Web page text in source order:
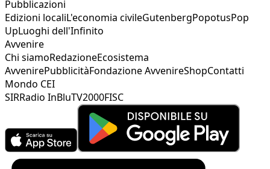
Pubblicazioni
Edizioni localiL'economia civileGutenbergPopotusPop
UpLuoghi dell'Infinito
Avvenire
Chi siamoRedazioneEcosistema
AvvenirePubblicitàFondazione AvvenireShopContatti
Mondo CEI
SIRRadio InBluTV2000FISC